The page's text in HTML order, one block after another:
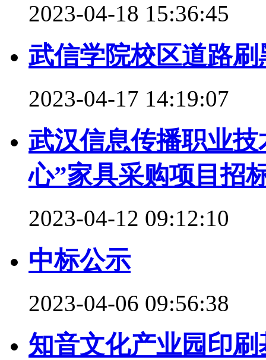
2023-04-18 15:36:45
武信学院校区道路
2023-04-17 14:19:07
武汉信息传播职业
心”家具采购项目招
2023-04-12 09:12:10
中标公示
2023-04-06 09:56:38
知音文化产业园印